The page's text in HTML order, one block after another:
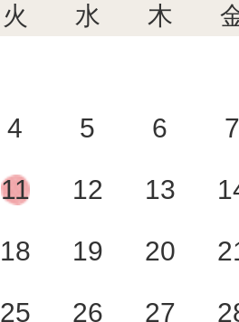
火 水 木
4 5 6 7
11 12 13
18 19 20
25 26 27